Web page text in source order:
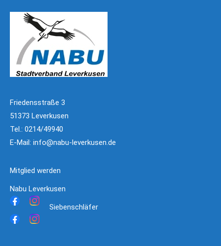
Friedensstraße 3
51373 Leverkusen
Tel.: 0214/49940
E-Mail: info@nabu-leverkusen.de
Mitglied werden
Nabu Leverkusen
Siebenschläfer